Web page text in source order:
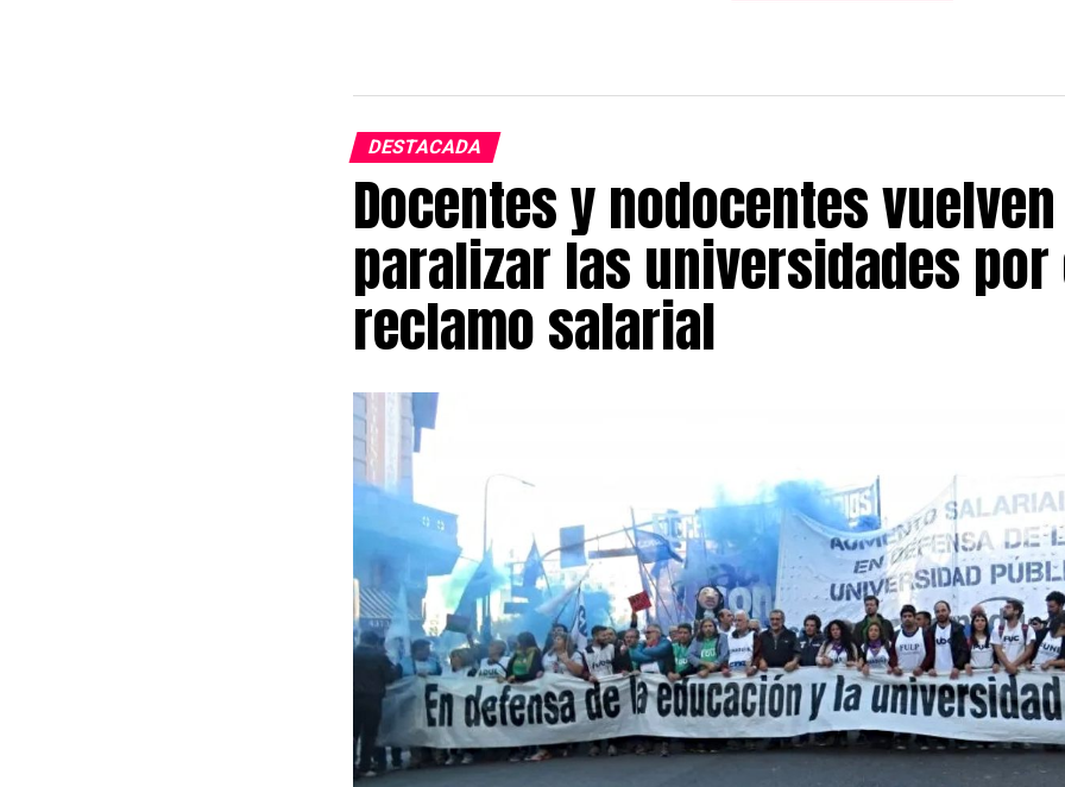
DESTACADA
Docentes y nodocentes
paralizar las universidades
reclamo salarial